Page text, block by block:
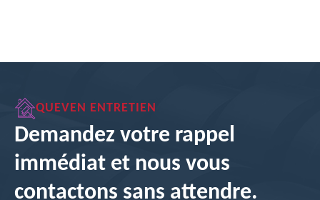
QUEVEN ENTRETIEN
Demandez votre rappel
immédiat et nous vous
contactons sans attendre.